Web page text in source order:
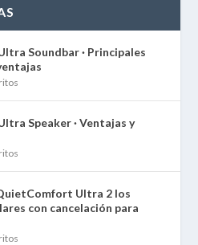
Soundbar · Principales
Speaker · Ventajas y
Ultra 2 los
con cancelación para